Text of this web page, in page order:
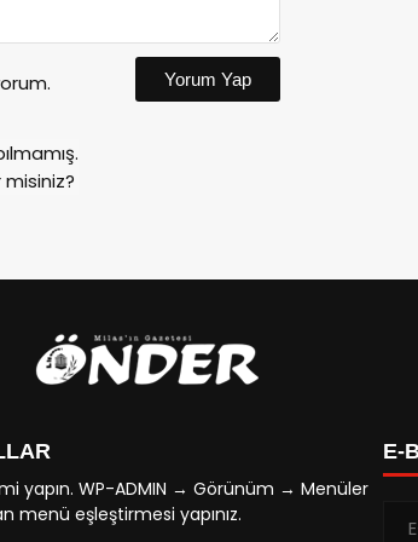
Yorum Yap
yapın. WP-ADMIN → Görünüm → Menüler
menü eşleştirmesi yapınız.
E-